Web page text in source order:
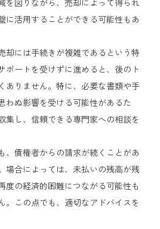
を図りながら、売却によって得られ
に活用することができる可能性もあ
却には手続きが複雑であるという特
ポートを受けずに進めると、後のト
ありません。特に、必要な書類や手
わぬ影響を受ける可能性があるた
集し、信頼できる専門家への相談を
、債権者からの請求が続くことがあ
場合によっては、未払いの残高が残
度の経済的困難につながる可能性も
。この点でも、適切なアドバイスを